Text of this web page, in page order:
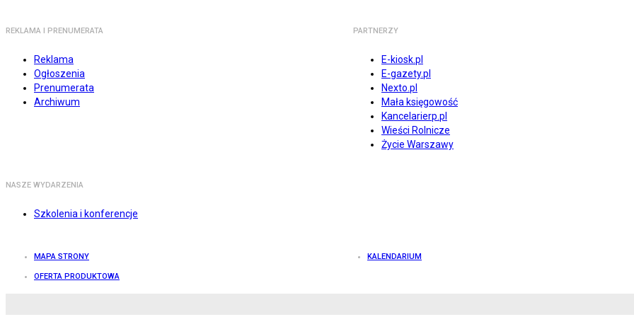
REKLAMA I PRENUMERATA
Reklama
Ogłoszenia
Prenumerata
Archiwum
PARTNERZY
E-kiosk.pl
E-gazety.pl
Nexto.pl
Mała księgowość
Kancelarierp.pl
Wieści Rolnicze
Życie Warszawy
NASZE WYDARZENIA
Szkolenia i konferencje
MAPA STRONY KALENDARIUM
OFERTA PRODUKTOWA